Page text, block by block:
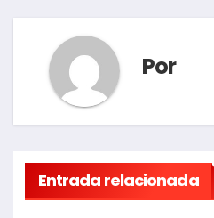
Por
Entrada relacionada